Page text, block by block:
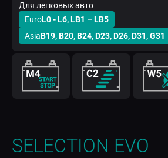
Для легковых авто
EuroL0 - L6, LB1 – LB5
AsiaB19, B20, B24, D23, D26, D31, G31
SELECTION EVO